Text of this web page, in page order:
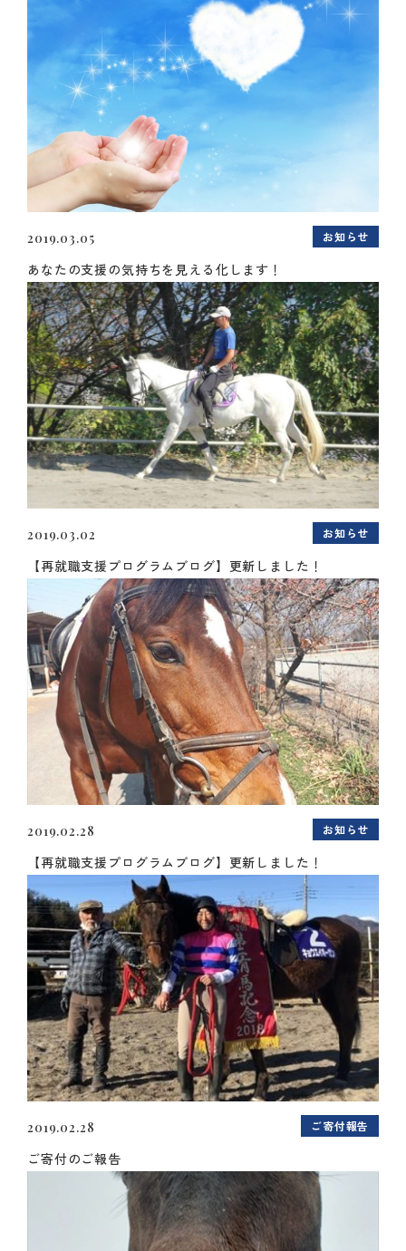
2019.03.05 お知らせ
あなたの支援の気持ちを見える化します！
2019.03.02 お知らせ
【再就職支援プログラムブログ】更新しました！
2019.02.28 お知らせ
【再就職支援プログラムブログ】更新しました！
2019.02.28 ご寄付報告
ご寄付のご報告